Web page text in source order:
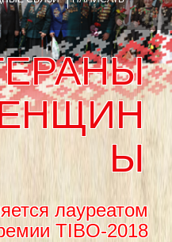
Ы
лауреатом
TIBO-2018